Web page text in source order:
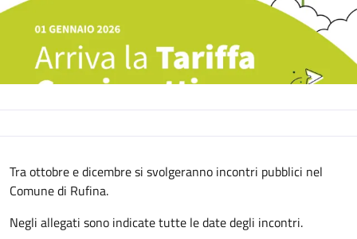
Descrizione
Tra ottobre e dicembre si svolgeranno incontri pubblici nel
Comune di Rufina.
Negli allegati sono indicate tutte le date degli incontri.